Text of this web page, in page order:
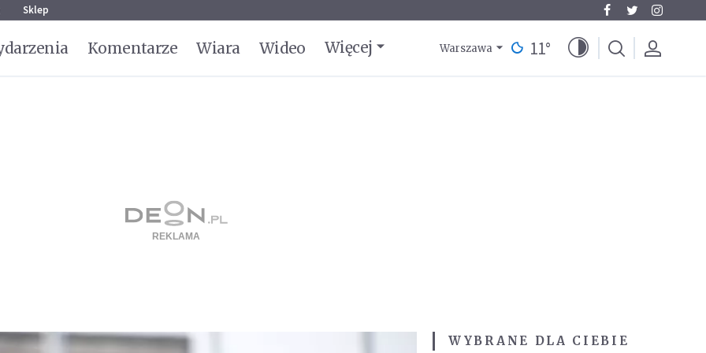
Sklep
Komentarze Wiara Wideo Więcej Warszawa 11°
WYBRANE DLA CIEBIE